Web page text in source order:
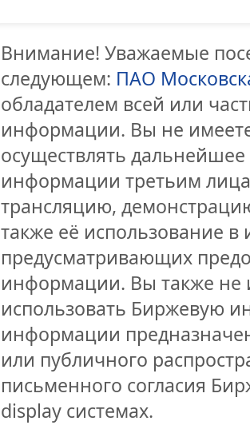
Внимание! Уважаемые
следующем: ПАО
обладателем всей или
информации. Вы не
осуществлять
информации третьим
трансляцию,
также её использование
предусматривающих
информации. Вы также не
использовать Биржевую
информации
или публичного
письменного согласия
display системах.